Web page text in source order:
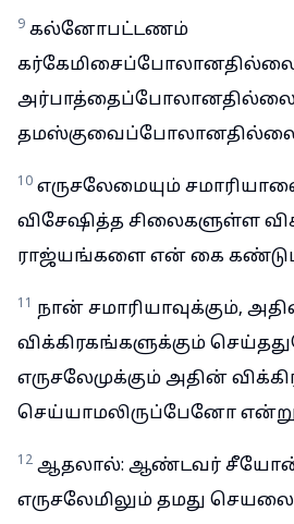
9 கல்னோபட்டணம்
10 எருசலேமையும்
விசேஷித்த சிலைகளுள்ள
ராஜ்யங்களை என் கை
11 நான் சமாரியாவுக்கும்,
விக்கிரகங்களுக்கும்
எருசலேமுக்கும் அதின்
செய்யாமலிருப்பேனோ
12 ஆதலால்: ஆண்டவர் சீயோன்
எருசலேமிலும் தமது